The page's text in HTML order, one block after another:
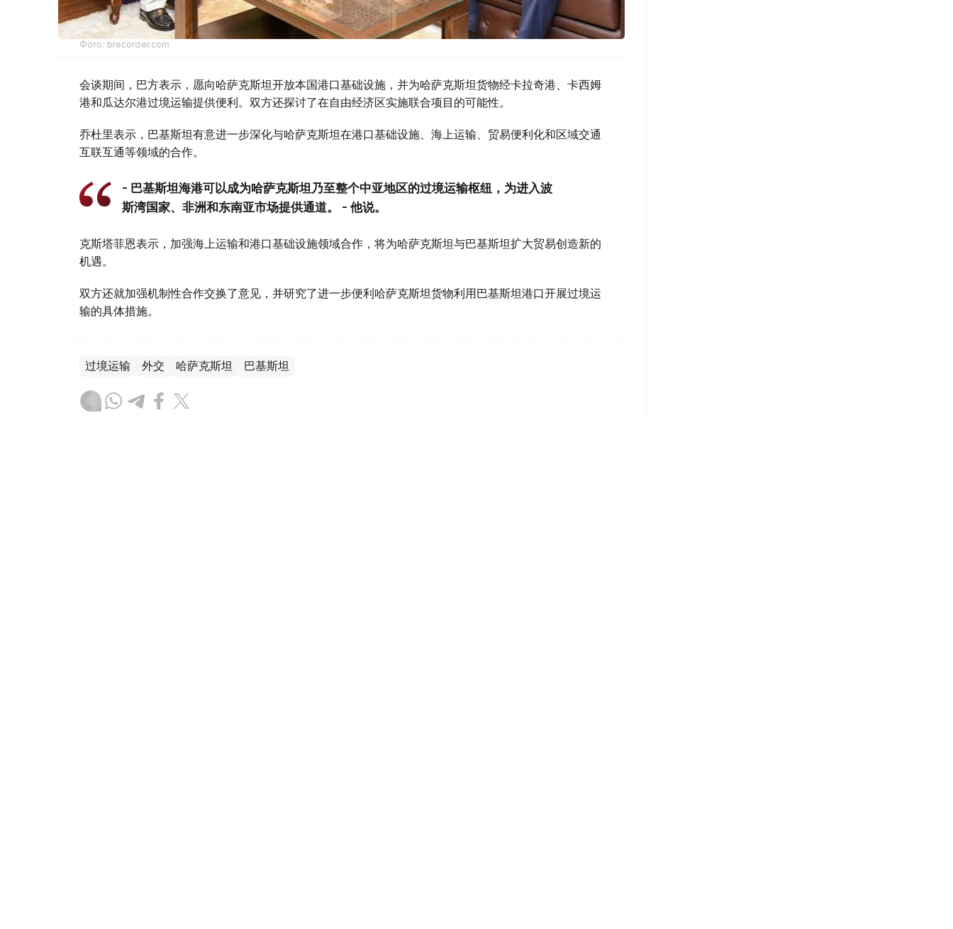
Фото: brecorder.com
会谈期间，巴方表示，愿向哈萨克斯坦开放本国港口基础设施，并为哈萨克斯坦货物经卡拉奇港、卡西姆
港和瓜达尔港过境运输提供便利。双方还探讨了在自由经济区实施联合项目的可能性。
乔杜里表示，巴基斯坦有意进一步深化与哈萨克斯坦在港口基础设施、海上运输、贸易便利化和区域交通
互联互通等领域的合作。
- 巴基斯坦海港可以成为哈萨克斯坦乃至整个中亚地区的过境运输枢纽，为进入波
斯湾国家、非洲和东南亚市场提供通道。 - 他说。
克斯塔菲恩表示，加强海上运输和港口基础设施领域合作，将为哈萨克斯坦与巴基斯坦扩大贸易创造新的
机遇。
双方还就加强机制性合作交换了意见，并研究了进一步便利哈萨克斯坦货物利用巴基斯坦港口开展过境运
输的具体措施。
过境运输 外交 哈萨克斯坦 巴基斯坦